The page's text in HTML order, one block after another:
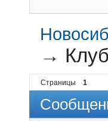
→
Страницы 1